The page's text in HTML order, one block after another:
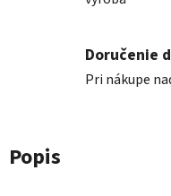
Doručenie
Pri nákupe
Popis